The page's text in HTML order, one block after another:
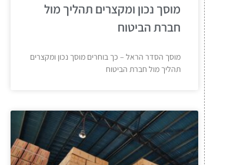
מוסך נכון ומקצרים תהליך מול
חברת הביטוח
מוסך הסדר הראל – כך בוחרים מוסך נכון ומקצרים
תהליך מול חברת הביטוח